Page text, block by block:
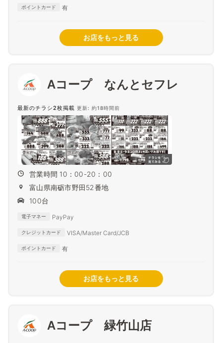
ポイントカード 有
お店をもっと見る
Aコープ なんとセフレ
最新のチラシ2枚掲載 更新: 約18時間前
営業時間 10：00-20：00
富山県南砺市野田52番地
100台
電子マネー PayPay
クレジットカード VISA/Master Card/JCB
ポイントカード 有
お店をもっと見る
Aコープ 緑竹山店